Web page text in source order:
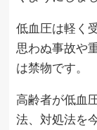
低血圧は軽く
思わぬ事故や
は禁物です。
高齢者が低血
法、対処法を